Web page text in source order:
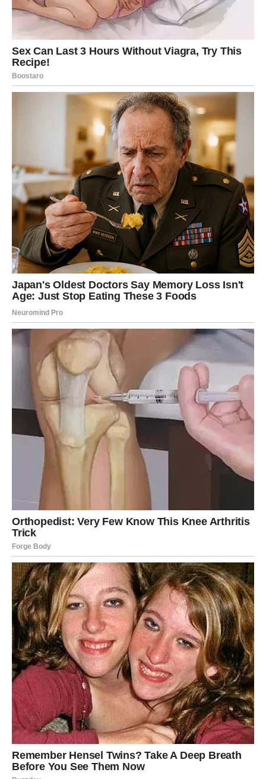
Ovo je fatalna mentalna i fizička povezanost.
RIBE – LJUBAV KOJA LIČI NA
SUDBINU
Ribe veruju u sudbinu. U znakove. U magiju. I sada će
dobiti dokaz da takve stvari zaista postoje.
Ovo je susret koji će Ribama delovati nestvarno. Kao
scena iz filma. Kao da je sve unapred isplanirano od
strane univerzuma.
Ribe će osetiti toplinu, sigurnost i ogromnu želju u isto
vreme.
Biće to osoba koja budi i nežnost i strast. I potrebu da se
približe i da se izgube u toj blizini.
Ribe će znati. Bez objašnjenja. Bez logike.
Samo će znati da je taj susret poseban.
Fatalan. Sudbinski. Neponovljiv.